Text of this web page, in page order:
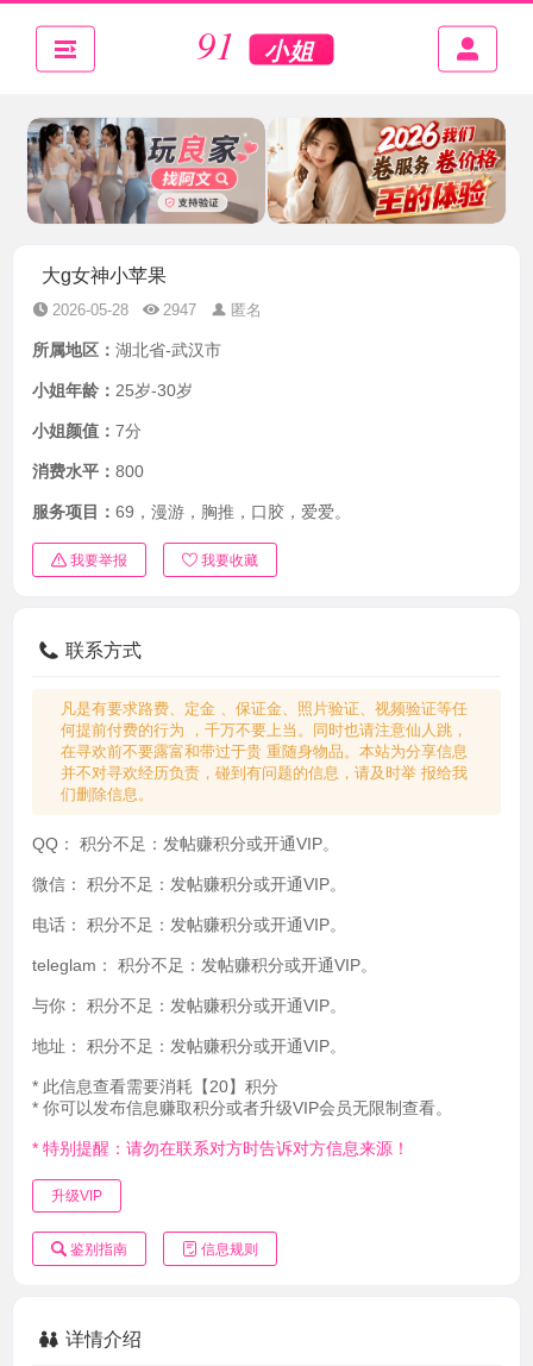
大g女神小苹果
2026-05-28 2947 匿名
所属地区： 湖北省-武汉市
小姐年龄： 25岁-30岁
小姐颜值： 7分
消费水平： 800
服务项目： 69，漫游，胸推，口胶，爱爱。
我要举报 我要收藏
联系方式
凡是有要求路费、定金 、保证金、照片验证、视频验证等任
何提前付费的行为 ，千万不要上当。同时也请注意仙人跳，
在寻欢前不要露富和带过于贵 重随身物品。本站为分享信息
并不对寻欢经历负责，碰到有问题的信息，请及时举 报给我
们删除信息。
QQ： 积分不足：发帖赚积分或开通VIP。
微信： 积分不足：发帖赚积分或开通VIP。
电话： 积分不足：发帖赚积分或开通VIP。
teleglam： 积分不足：发帖赚积分或开通VIP。
与你： 积分不足：发帖赚积分或开通VIP。
地址： 积分不足：发帖赚积分或开通VIP。
* 此信息查看需要消耗【20】积分
* 你可以发布信息赚取积分或者升级VIP会员无限制查看。
* 特别提醒：请勿在联系对方时告诉对方信息来源！
升级VIP
鉴别指南 信息规则
详情介绍